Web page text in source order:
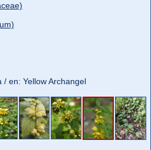
en: Yellow Archangel